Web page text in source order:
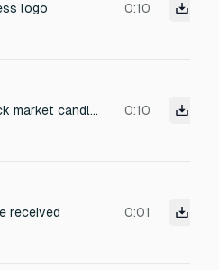
logo 0:10
a stock market candle jumping green 0:10
received 0:01